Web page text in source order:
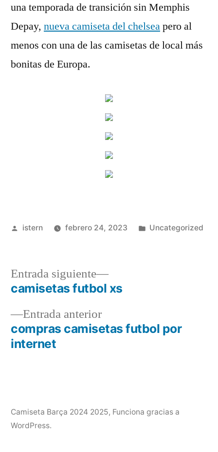
una temporada de transición sin Memphis
Depay, nueva camiseta del chelseapero al
menos con una de las camisetas de local más
bonitas de Europa.
Publicado
istern febrero 24, 2023
Publicado
Uncategorized
Navegación
de
entradas
Entrada anteriorEntrada
anterior:
compras camisetas futbol por
internet
Entrada siguiente
Entrada
siguiente:
camisetas futbol xs
Camiseta Barça 2024 2025, Funciona gracias a
WordPress.